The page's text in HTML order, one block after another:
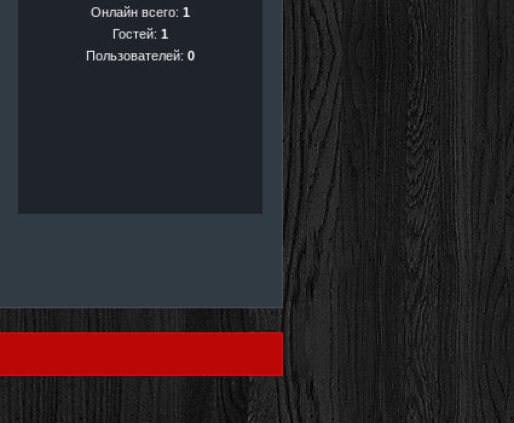
Онлайн всего: 1
Гостей: 1
Пользователей: 0